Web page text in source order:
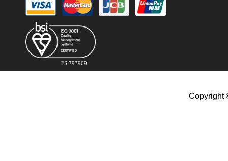
FS 793909
Copyright